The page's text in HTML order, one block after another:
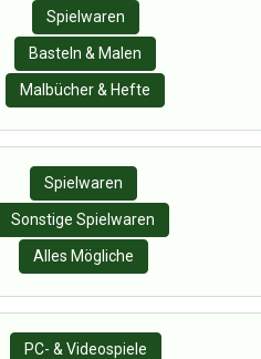
Spielwaren
Basteln & Malen
Malbücher & Hefte
Spielwaren
Sonstige Spielwaren
Alles Mögliche
PC- & Videospiele